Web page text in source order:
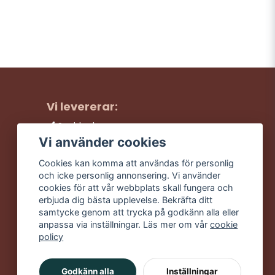
Vi levererar:
Snabba leveranser
Trygga köp
Fri frakt över 499:-
Trevlig kundtjänst
Vi använder cookies
Cookies kan komma att användas för personlig
och icke personlig annonsering. Vi använder
cookies för att vår webbplats skall fungera och
erbjuda dig bästa upplevelse. Bekräfta ditt
samtycke genom att trycka på godkänn alla eller
anpassa via inställningar. Läs mer om vårcookie
policy
Godkänn alla Inställningar